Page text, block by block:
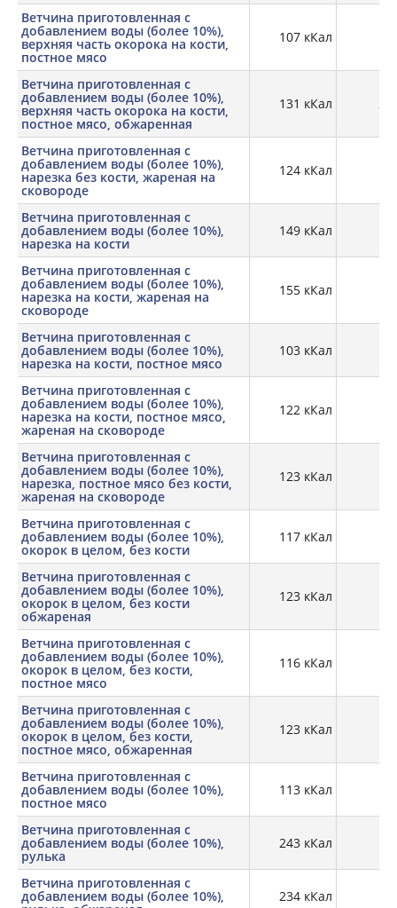
Ветчина приготовленная с
добавлением воды (более 10%),
верхняя часть окорока на кости,
постное мясо
107 кКал
Ветчина приготовленная с
добавлением воды (более 10%),
верхняя часть окорока на кости,
постное мясо, обжаренная
131 кКал
Ветчина приготовленная с
добавлением воды (более 10%),
нарезка без кости, жареная на
сковороде
124 кКал
Ветчина приготовленная с
добавлением воды (более 10%),
нарезка на кости
149 кКал
Ветчина приготовленная с
добавлением воды (более 10%),
нарезка на кости, жареная на
сковороде
155 кКал
Ветчина приготовленная с
добавлением воды (более 10%),
нарезка на кости, постное мясо
103 кКал
Ветчина приготовленная с
добавлением воды (более 10%),
нарезка на кости, постное мясо,
жареная на сковороде
122 кКал
Ветчина приготовленная с
добавлением воды (более 10%),
нарезка, постное мясо без кости,
жареная на сковороде
123 кКал
Ветчина приготовленная с
добавлением воды (более 10%),
окорок в целом, без кости
117 кКал
Ветчина приготовленная с
добавлением воды (более 10%),
окорок в целом, без кости
обжареная
123 кКал
Ветчина приготовленная с
добавлением воды (более 10%),
окорок в целом, без кости,
постное мясо
116 кКал
Ветчина приготовленная с
добавлением воды (более 10%),
окорок в целом, без кости,
постное мясо, обжаренная
123 кКал
Ветчина приготовленная с
добавлением воды (более 10%),
постное мясо
113 кКал
Ветчина приготовленная с
добавлением воды (более 10%),
рулька
243 кКал
Ветчина приготовленная с
добавлением воды (более 10%), 234 кКал